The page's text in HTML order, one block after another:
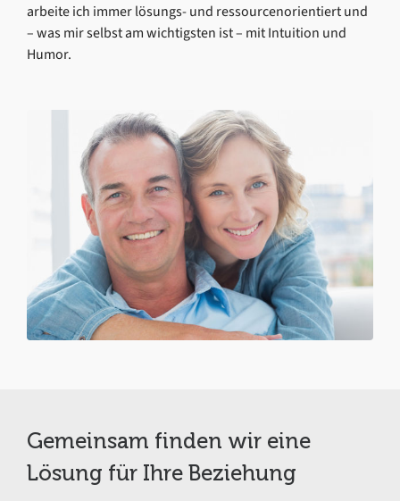
arbeite ich immer lösungs- und ressourcenorientiert und
– was mir selbst am wichtigsten ist – mit Intuition und
Humor.
Gemeinsam finden wir eine
Lösung für Ihre Beziehung